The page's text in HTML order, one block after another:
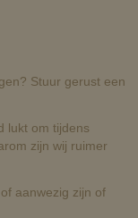
Stuur gerust een
lukt om tijdens
zijn wij ruimer
aanwezig zijn of